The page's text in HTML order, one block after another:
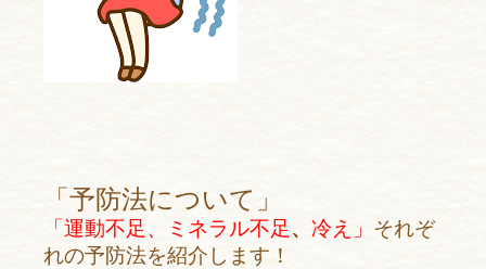
「予防法について」
「運動不足、 ミネラル不足 、 冷え」 それぞ
れの予防法を紹介します！